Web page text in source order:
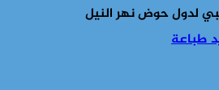
لدول حوض نهر النيل
طباعة